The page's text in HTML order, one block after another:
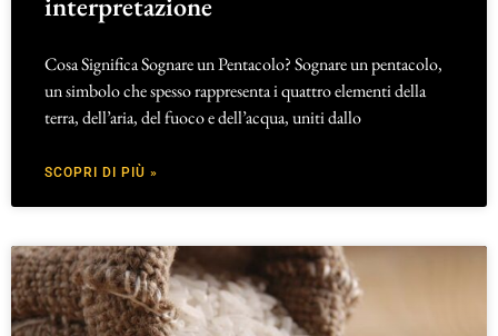
Cosa Significa Sognare un Pentacolo? Sognare un pentacolo,
un simbolo che spesso rappresenta i quattro elementi della
terra, dell’aria, del fuoco e dell’acqua, uniti dallo
SCOPRI DI PIÙ »